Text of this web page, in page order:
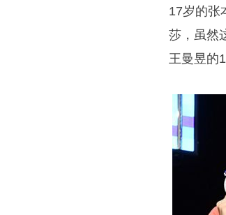
17岁的张
莎 ，虽
王曼昱的